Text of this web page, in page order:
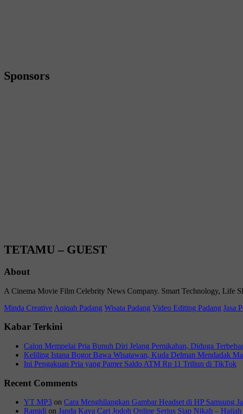
Sponsors
TETAMU – GUEST
About
A Cinema Movie Film Celebrity News Company. Smart Technology, Life
Minda Creative Aqiqah Padang Wisata Padang Video Editing Padang Jasa
Kabar Terkini
Calon Mempelai Pria Bunuh Diri Jelang Pernikahan, Diduga
Keliling Istana Bogor Bawa Wisatawan, Kuda Delman Mendadak
Ini Pengakuan Pria yang Pamer Saldo ATM Rp 11 Triliun di TikTok
Recent Comments
YT MP3 on Cara Menghilangkan Gambar Headset di HP Samsung
Ramidi on Janda Kaya Cari Jodoh Online Serius Siap Nikah –